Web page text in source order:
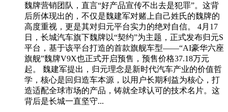
魏牌营销团队，直言“好产品宣传不出去是犯罪”。这背
后所体现出的，不仅是魏建军对赌上自己姓氏的魏牌的
高度重视，更是其对归元平台实力的绝对自信。 4月17
日，长城汽车旗下魏牌以“契约”为主题，正式发布归元S
平台，基于该平台打造的首款旗舰车型――“AI豪华六座
旗舰”魏牌V9X也正式开启预售，预售价格37.18万元
起。 魏建军提出，归元理念是新时代汽车产业的价值哲
学，核心是回归造车本源，以用户长期利益为核心，打
造适配全球市场的产品，铸就全球认可的技术名片。这
背后是长城一直坚守...